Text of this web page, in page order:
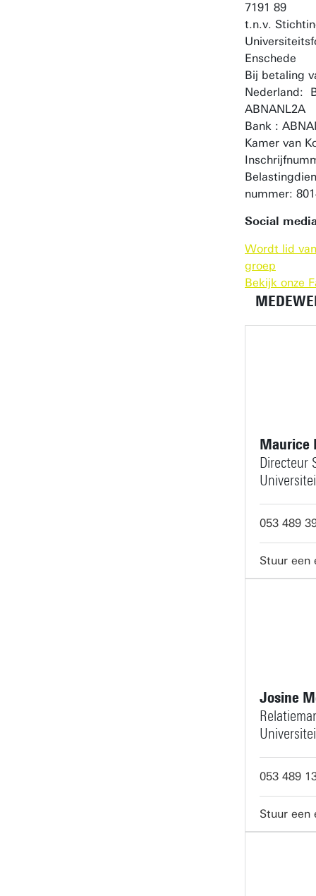
7191 89
t.n.v.
Enschede
Bij betaling
Nederland:
ABNANL2A
Bank :
Kamer van
nummer:
Social
Wordt lid
groep
Bekijk onze
Maurice
Directeur
053 489
Josine
053 489